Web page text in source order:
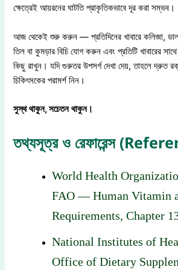
ক্ষেত্রেই আয়রনের ঘাটতি প্রাকৃতিকভাবে দূর করা সম্ভব।
আজ থেকেই শুরু করুন — প্রতিদিনের খাবারে কলিজা,
তিল বা কুমড়ার বিচি যোগ করুন এবং প্রতিটি খাবারের
কিছু রাখুন। যদি গুরুতর উপসর্গ দেখা দেয়, তাহলে দ্রুত
চিকিৎসকের পরামর্শ নিন।
সুস্থ থাকুন,সচেতন থাকুন।
তথ্যসূত্র ও রেফারেন্স
World Health
FAO — Human Vitamin
Requirements, Chapter
National Institutes of
Office of Dietary